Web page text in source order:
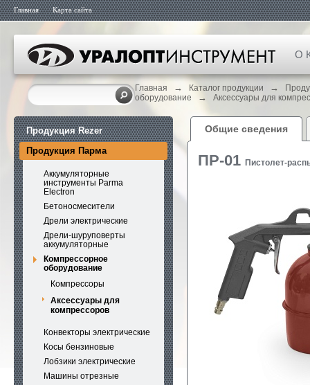
Главная Карта сайта
О
Главная → Каталог продукции →
оборудование
→ Аксессуары для
Продукция Rezer
Продукция Парма
Аккумуляторные
инструменты Parma
Electron
Бетоносмесители
Дрели электрические
Дрели-шуруповерты
аккумуляторные
Компрессорное
оборудование
Компрессоры
Аксессуары для
компрессоров
Конвекторы электрические
Косы бензиновые
Лобзики электрические
Машины отрезные
Общие сведения
ПР-01 Пистолет-